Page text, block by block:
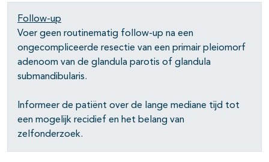
Follow-up
Voer geen routinematig follow-up na een
ongecompliceerde resectie van een primair pleiomorf
adenoom van de glandula parotis of glandula
submandibularis.
Informeer de patiënt over de lange mediane tijd tot
een mogelijk recidief en het belang van
zelfonderzoek.